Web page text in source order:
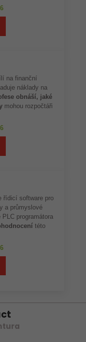
na finanční
náklady na
obnáší, jaké
mohou rozpočtáři
řídicí software pro
a průmyslové
programátora
této